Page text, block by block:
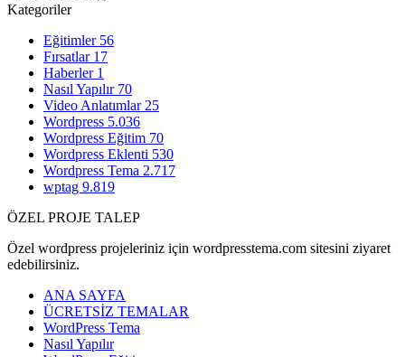
Kategoriler
Eğitimler 56
Fırsatlar 17
Haberler 1
Nasıl Yapılır 70
Video Anlatımlar 25
Wordpress 5.036
Wordpress Eğitim 70
Wordpress Eklenti 530
Wordpress Tema 2.717
wptag 9.819
ÖZEL PROJE TALEP
Özel wordpress projeleriniz için wordpresstema.com sitesini ziyaret
edebilirsiniz.
ANA SAYFA
ÜCRETSİZ TEMALAR
WordPress Tema
Nasıl Yapılır